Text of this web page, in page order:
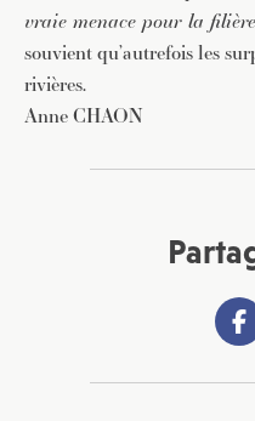
vraie menace pour la filière
souvient qu’autrefois les
rivières.
Anne CHAON
JE M'INSCRIS À LA
Pour recevoir toutes les
d’info avec une sélection